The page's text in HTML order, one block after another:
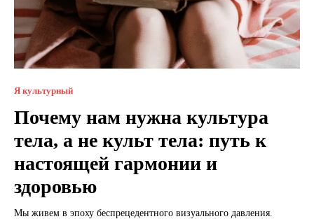
Я культурный
Почему нам нужна культура
тела, а не культ тела: путь к
настоящей гармонии и
здоровью
Мы живем в эпоху беспрецедентного визуального давления.